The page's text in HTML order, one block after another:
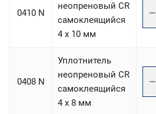
0410 N
неопреновый CR
самоклеящийся
4 х 10 мм
0408 N
Уплотнитель
неопреновый CR
самоклеящийся
4 х 8 мм